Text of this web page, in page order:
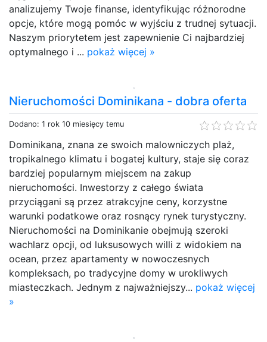
analizujemy Twoje finanse, identyfikując różnorodne
opcje, które mogą pomóc w wyjściu z trudnej sytuacji.
Naszym priorytetem jest zapewnienie Ci najbardziej
optymalnego i ... pokaż więcej »
Nieruchomości Dominikana - dobra oferta
Dodano: 1 rok 10 miesięcy temu
Dominikana, znana ze swoich malowniczych plaż,
tropikalnego klimatu i bogatej kultury, staje się coraz
bardziej popularnym miejscem na zakup
nieruchomości. Inwestorzy z całego świata
przyciągani są przez atrakcyjne ceny, korzystne
warunki podatkowe oraz rosnący rynek turystyczny.
Nieruchomości na Dominikanie obejmują szeroki
wachlarz opcji, od luksusowych willi z widokiem na
ocean, przez apartamenty w nowoczesnych
kompleksach, po tradycyjne domy w urokliwych
miasteczkach. Jednym z najważniejszy... pokaż więcej
»